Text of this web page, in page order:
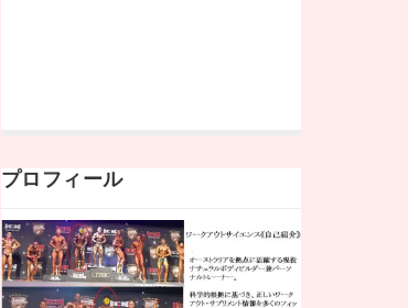
プロフィール